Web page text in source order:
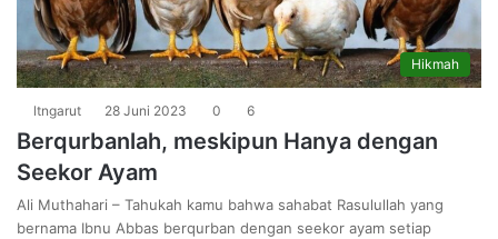
Hikmah
ltngarut 28 Juni 2023 0 6
Berqurbanlah, meskipun Hanya dengan
Seekor Ayam
Ali Muthahari – Tahukah kamu bahwa sahabat Rasulullah yang
bernama Ibnu Abbas berqurban dengan seekor ayam setiap